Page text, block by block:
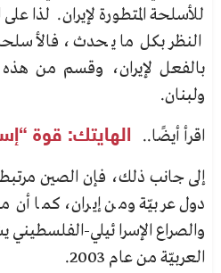
للأسلحة المتطورة لإيران. لذا
النظر بكل ما يحدث،
بالفعل لإيران، وقسم من
ولبنان.
اقرأ أيضًا..
الهايتك: قوة
إلى جانب ذلك، فإن الصين
دول عربيّة ومن إيران، كما أن
والصراع الإسرائيلي-
العربيّة من عام 2003.